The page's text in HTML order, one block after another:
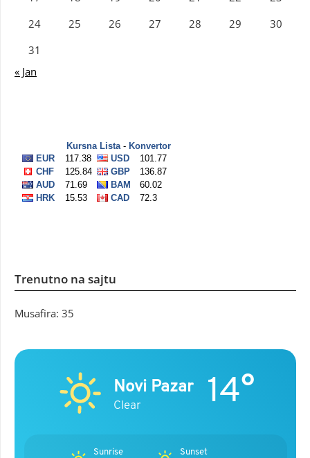
24
25 26 27 28 29
30
31
« Jan
Trenutno na sajtu
Musafira: 35
Novi Pazar
Clear 14°
Sunrise Sunset